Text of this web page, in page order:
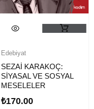
Edebiyat
SEZAİ KARAKOÇ:
SİYASAL VE SOSYAL
MESELELER
₺170.00